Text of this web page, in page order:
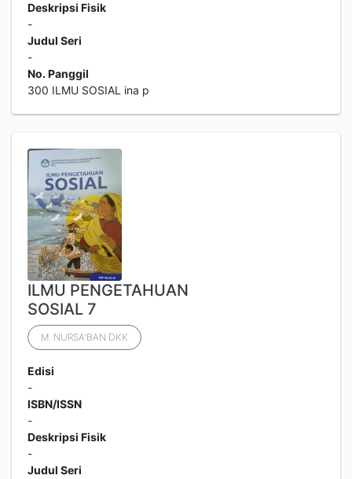
Deskripsi Fisik
-
Judul Seri
-
No. Panggil
300 ILMU SOSIAL ina p
ILMU PENGETAHUAN
SOSIAL 7
M. NURSA'BAN DKK
Edisi
-
ISBN/ISSN
-
Deskripsi Fisik
-
Judul Seri